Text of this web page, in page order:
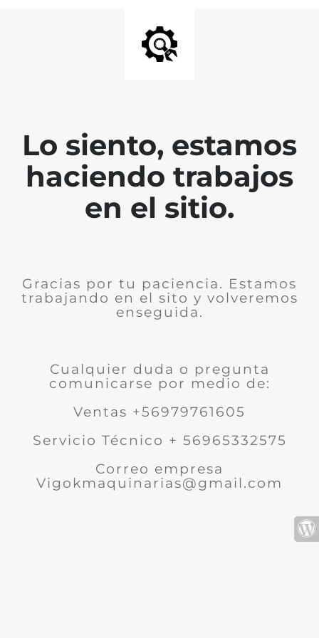
Lo siento, estamos
haciendo trabajos
en el sitio.
Gracias por tu paciencia. Estamos
trabajando en el sito y volveremos
enseguida.
Cualquier duda o pregunta
comunicarse por medio de:
Ventas +56979761605
Servicio Técnico + 56965332575
Correo empresa
Vigokmaquinarias@gmail.com